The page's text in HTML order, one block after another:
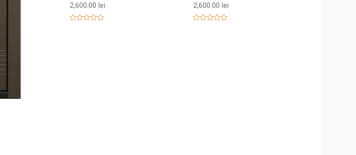
2,600.00 lei 2,600.00 lei